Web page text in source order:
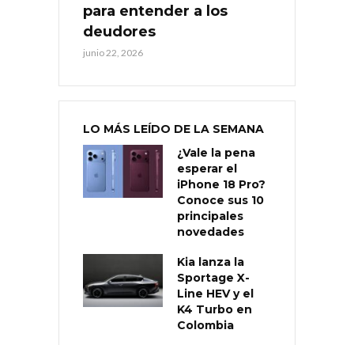
para entender a los
deudores
junio 22, 2026
LO MÁS LEÍDO DE LA SEMANA
¿Vale la pena
esperar el
iPhone 18 Pro?
Conoce sus 10
principales
novedades
Kia lanza la
Sportage X-
Line HEV y el
K4 Turbo en
Colombia